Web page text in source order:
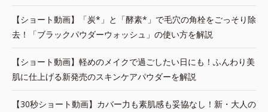
【ショート動画】「炭*」と「酵素*」で毛穴の角栓をごっそり除
去！「ブラックパウダーウォッシュ」の使い方を解説
【ショート動画】軽めのメイクで過ごしたい日にも！ふんわり美
肌に仕上げる新発売のスキンケアパウダーを解説
【30秒ショート動画】カバー力も素肌感も妥協なし！新・大人の